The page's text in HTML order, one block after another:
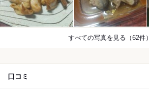
すべての写真を見る（62件）
口コミ